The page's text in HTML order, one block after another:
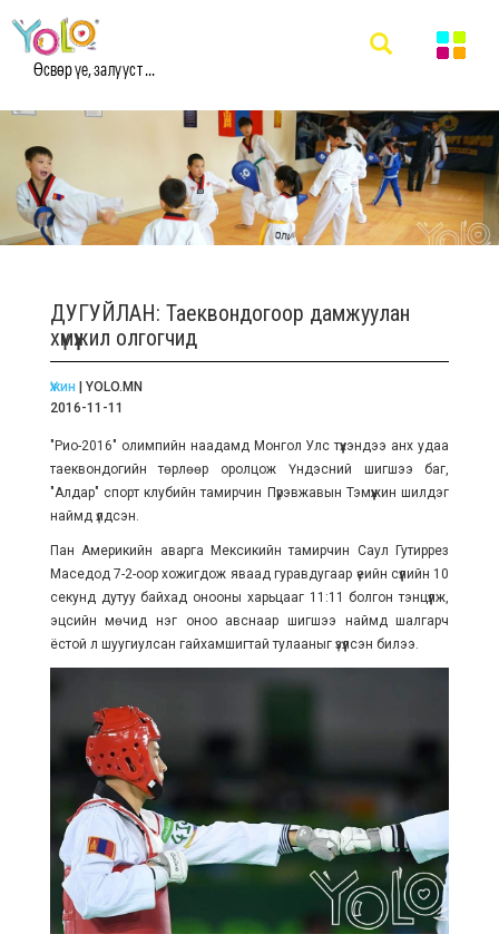
Өсвөр үе, залууст ...
ДУГУЙЛАН: Таеквондогоор дамжуулан
хүмүүжил олгогчид
Үжин | YOLO.MN
2016-11-11
"Рио-2016" олимпийн наадамд Монгол Улс түүхэндээ анх удаа
таеквондогийн төрлөөр оролцож Үндэсний шигшээ баг,
"Алдар" спорт клубийн тамирчин Пүрэвжавын Тэмүүжин шилдэг
наймд үлдсэн.
Пан Америкийн аварга Мексикийн тамирчин Саул Гутиррез
Маседод 7-2-оор хожигдож яваад гуравдугаар үеийн сүүлийн 10
секунд дутуу байхад онооны харьцааг 11:11 болгон тэнцүүлж,
эцсийн мөчид нэг оноо авснаар шигшээ наймд шалгарч
ёстой л шуугиулсан гайхамшигтай тулааныг үзүүлсэн билээ.